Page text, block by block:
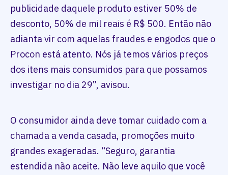
publicidade daquele produto estiver 50% de
desconto, 50% de mil reais é R$ 500. Então não
adianta vir com aquelas fraudes e engodos que o
Procon está atento. Nós já temos vários preços
dos itens mais consumidos para que possamos
investigar no dia 29”, avisou.
O consumidor ainda deve tomar cuidado com a
chamada a venda casada, promoções muito
grandes exageradas. “Seguro, garantia
estendida não aceite. Não leve aquilo que você